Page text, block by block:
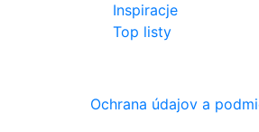
Inspiracje
Top listy
Ochrana údajov a